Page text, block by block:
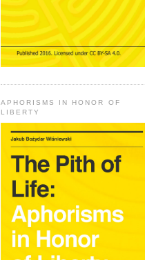
APHORISMS IN HONOR OF
LIBERTY